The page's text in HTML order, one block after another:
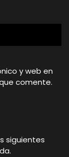
y web en
comente.
siguientes